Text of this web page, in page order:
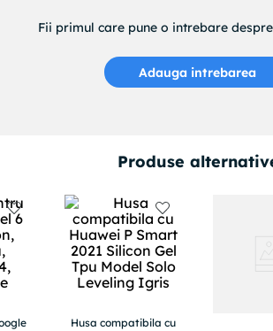
Fii primul care pune o intrebare
Adauga intrebarea
Produse
Husa compatibila cu